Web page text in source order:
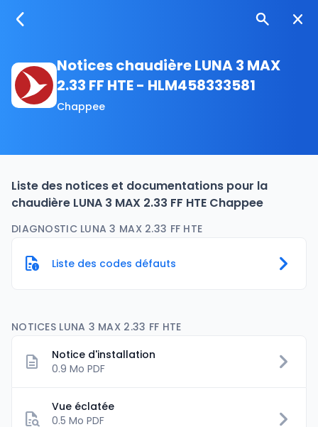
Notices chaudière LUNA 3 MAX
2.33 FF HTE - HLM458333581
Chappee
Liste des notices et documentations pour la
chaudière LUNA 3 MAX 2.33 FF HTE Chappee
DIAGNOSTIC LUNA 3 MAX 2.33 FF HTE
Liste des codes défauts
NOTICES LUNA 3 MAX 2.33 FF HTE
Notice d'installation
0.9 Mo PDF
Vue éclatée
0.5 Mo PDF